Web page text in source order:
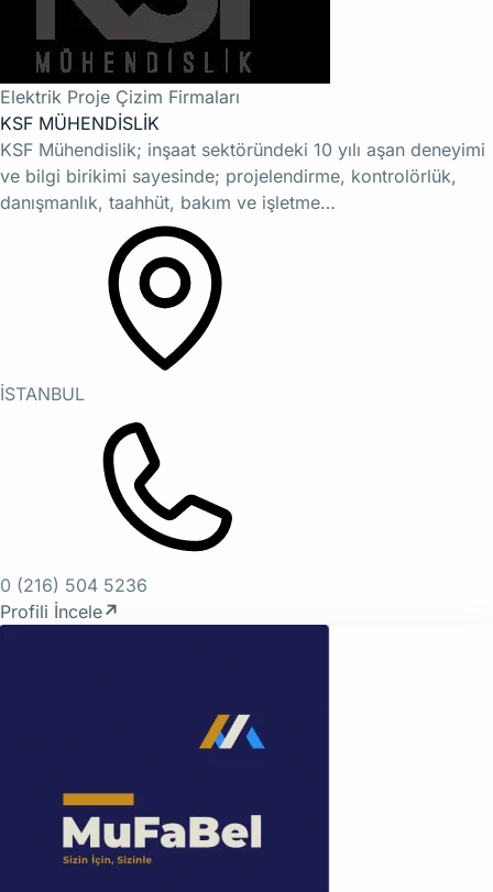
Elektrik Proje Çizim Firmaları
KSF MÜHENDİSLİK
KSF Mühendislik; inşaat sektöründeki 10 yılı aşan deneyimi
ve bilgi birikimi sayesinde; projelendirme, kontrolörlük,
danışmanlık, taahhüt, bakım ve işletme…
İSTANBUL
0 (216) 504 5236
Profili İncele↗